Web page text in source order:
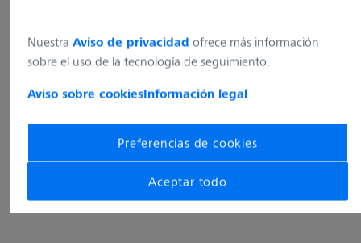
28760 Tres Cantos, Madrid
España
info.microscopy.es@zeiss.com
Nuestra Aviso de privacidad ofrece más información
sobre el uso de la tecnología de seguimiento.
Aviso sobre cookiesInformación legal
Preferencias de cookies
Aceptar todo